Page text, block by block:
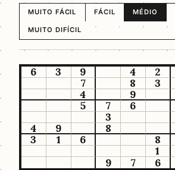
MUITO FÁCIL FÁCIL MÉDIO
MUITO DIFÍCIL
6 3 9 4
2
7
8
3
4
9
5
7
6
3
4
9
8
3
1 6 8
1
9
7 6